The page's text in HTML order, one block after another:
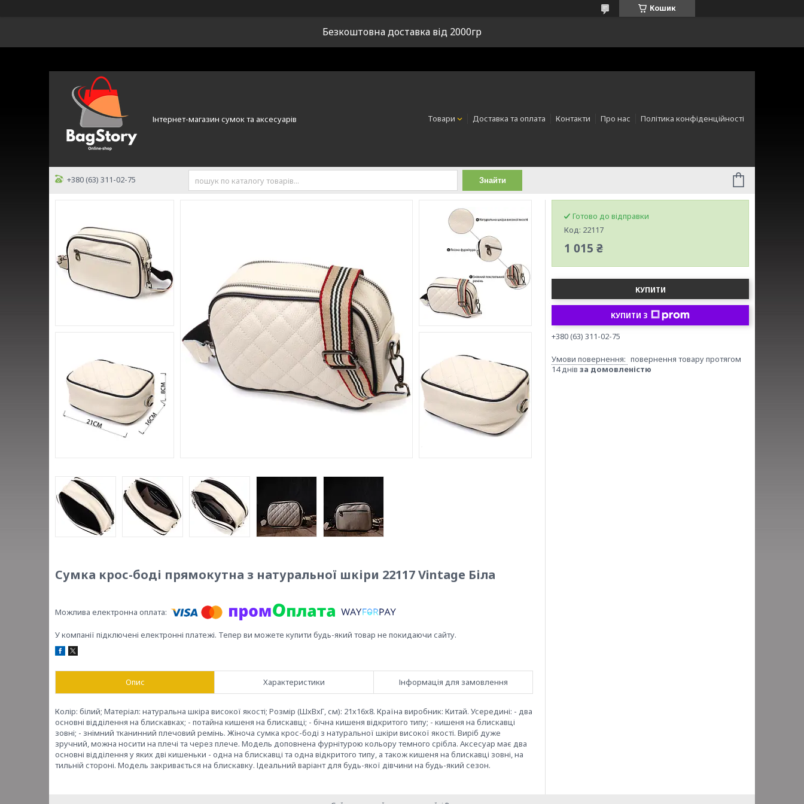
Кошик
Безкоштовна доставка від 2000гр
Інтернет-магазин сумок та аксесуарів Товари Доставка та оплата Контакти Про нас Політика конфіденційності
+380 (63) 311-02-75 Знайти
Сумка крос-боді прямокутна з натуральної шкіри 22117 Vintage Біла
У компанії підключені електронні платежі. Тепер ви можете купити будь-який товар не покидаючи сайту.
Опис Характеристики Інформація для замовлення
Колір: білий; Матеріал: натуральна шкіра високої якості; Розмір (ШхВхГ, см): 21х16х8. Країна виробник: Китай. Усередині: - два
основні відділення на блискавках; - потайна кишеня на блискавці; - бічна кишеня відкритого типу; - кишеня на блискавці
зовні; - знімний тканинний плечовий ремінь. Жіноча сумка крос-боді з натуральної шкіри високої якості. Виріб дуже
зручний, можна носити на плечі та через плече. Модель доповнена фурнітурою кольору темного срібла. Аксесуар має два
основні відділення у яких дві кишеньки - одна на блискавці та одна відкритого типу, а також кишеня на блискавці зовні, на
тильній стороні. Модель закривається на блискавку. Ідеальний варіант для будь-якої дівчини на будь-який сезон.
Готово до відправки
Код: 22117
1 015 ₴
КУПИТИ
КУПИТИ З
+380 (63) 311-02-75
повернення товару протягом
14 днів за домовленістю